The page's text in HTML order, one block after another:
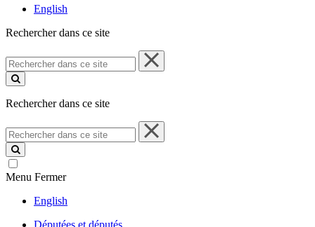
English
Rechercher dans ce site
Rechercher
dans
ce
Rechercher dans ce site
Rechercher
dans
ce
site
Menu Fermer
English
Députées et députés